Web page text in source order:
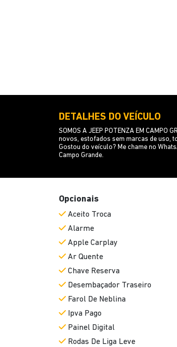
DETALHES DO VEÍCULO
SOMOS A JEEP POTENZA EM
novos, estofados sem marcas de uso,
Gostou do veículo? Me chame no
Campo Grande.
Opcionais
Aceito Troca
Alarme
Apple Carplay
Ar Quente
Chave Reserva
Desembaçador Traseiro
Farol De Neblina
Ipva Pago
Painel Digital
Rodas De Liga Leve